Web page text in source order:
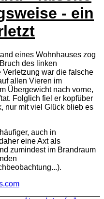
- ein
eines Wohnhauses zog
des linken
war die falsche
allen Vieren im
Übergewicht nach vorne,
Folglich fiel er kopfüber
nur mit viel Glück blieb es
auch in
eine Axt als
zumindest im Brandraum